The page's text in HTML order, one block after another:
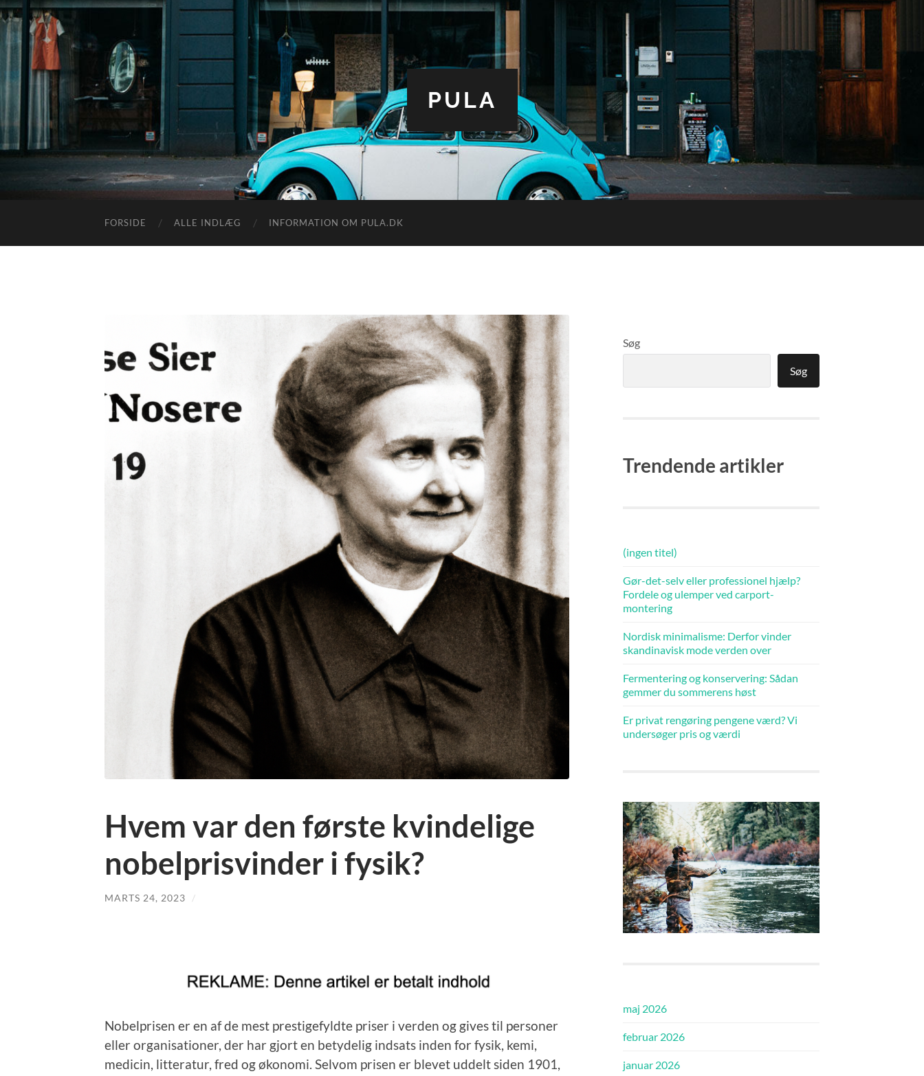
PULA
FORSIDE ALLE INDLÆG INFORMATION OM PULA.DK
Hvem var den første kvindelige
nobelprisvinder i fysik?
MARTS 24, 2023 /
Nobelprisen er en af de mest prestigefyldte priser i verden og gives til personer
eller organisationer, der har gjort en betydelig indsats inden for fysik, kemi,
medicin, litteratur, fred og økonomi. Selvom prisen er blevet uddelt siden 1901,
Søg
Søg
Trendende artikler
(ingen titel)
Gør-det-selv eller professionel hjælp?
Fordele og ulemper ved carport-
montering
Nordisk minimalisme: Derfor vinder
skandinavisk mode verden over
Fermentering og konservering: Sådan
gemmer du sommerens høst
Er privat rengøring pengene værd? Vi
undersøger pris og værdi
maj 2026
februar 2026
januar 2026